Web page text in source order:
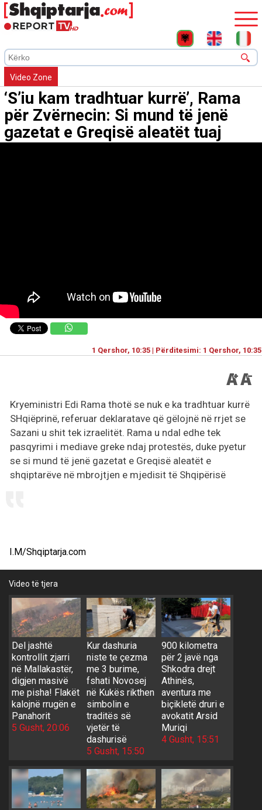
Video Zone
‘S’iu kam tradhtuar kurrë’, Rama
për Zvërnecin: Si mund të jenë
gazetat e Greqisë aleatët tuaj
1 Qershor, 10:35 | Përditesimi: 1 Qershor, 10:35
Kryeministri Edi Rama thotë se nuk e ka tradhtuar kurrë
SHqiëprinë, referuar deklaratave që gëlojnë në rrjet se
Sazani u shit tek izraelitët. Rama u ndal edhe tek
pasqyrimi i mediave greke ndaj protestës, duke pyetur
se si mund të jenë gazetat e Greqisë aleatët e
shqiptarëve në mbrojtjen e mjedisit të Shqipërisë
I.M/Shqiptarja.com
Video të tjera
Del jashtë
kontrollit zjarri
në Mallakastër,
digjen masivë
me pisha! Flakët
kalojnë rrugën e
Panahorit
5 Gusht, 20:06
Kur dashuria
niste te çezma
me 3 burime,
fshati Novosej
në Kukës rikthen
simbolin e
traditës së
vjetër të
dashurisë
5 Gusht, 15:50
900 kilometra
për 2 javë nga
Shkodra drejt
Athinës,
aventura me
biçikletë druri e
avokatit Arsid
Muriqi
4 Gusht, 15:51